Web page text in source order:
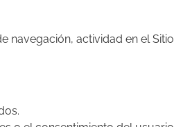
navegación, actividad en el Sitio